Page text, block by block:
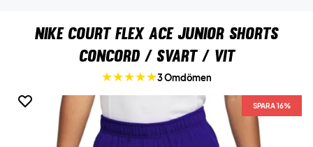
Nike Court Flex Ace Junior Shorts
Concord / Svart / Vit
3 Omdömen
SPARA 16%